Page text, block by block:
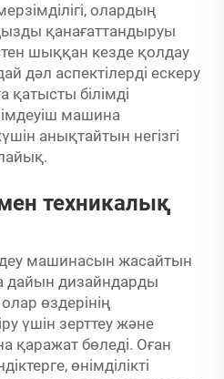
олардың
қанағаттандыруы
шыққан кезде қолдау
дәл аспектілерді ескеру
қатысты білімді
машина
анықтайтын негізгі
техникалық
машинасын жасайтын
дайын дизайндарды
өздерінің
үшін зерттеу және
қаражат бөледі. Оған
өнімділікті